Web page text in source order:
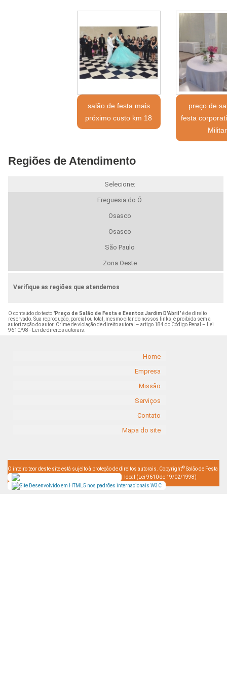
salão de festa mais
próximo custo km 18
preço de
festa
Militar
Regiões de Atendimento
Selecione:
Freguesia do Ó
Osasco
Osasco
São Paulo
Zona Oeste
Verifique as regiões que atendemos
O conteúdo do texto "Preço de Salão de Festa e Eventos Jardim D'Abril " é de direito
reservado. Sua reprodução, parcial ou total, mesmo citando nossos links, é proibida sem a
autorização do autor. Crime de violação de direito autoral – artigo 184 do Código Penal – Lei
9610/98 - Lei de direitos autorais.
Home
Empresa
Missão
Serviços
Contato
Mapa do site
O inteiro teor deste site está sujeito à proteção de direitos autorais. Copyright© Salão de Festa
Ideal (Lei 9610 de 19/02/1998)